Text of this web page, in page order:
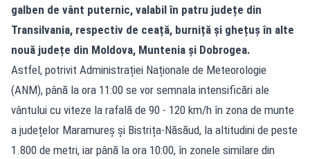
galben de vânt puternic, valabil în patru județe din
Transilvania, respectiv de ceață, burniță și ghețuș în alte
nouă județe din Moldova, Muntenia și Dobrogea.
Astfel, potrivit Administrației Naționale de Meteorologie
(ANM), până la ora 11:00 se vor semnala intensificări ale
vântului cu viteze la rafală de 90 - 120 km/h în zona de munte
a județelor Maramureș și Bistrița-Năsăud, la altitudini de peste
1.800 de metri, iar până la ora 10:00, în zonele similare din